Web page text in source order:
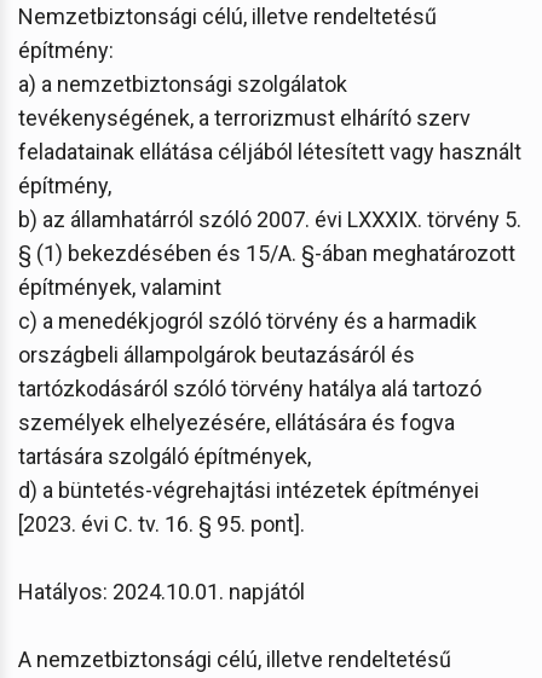
Nemzetbiztonsági célú, illetve rendeltetésű
építmény:
a) a nemzetbiztonsági szolgálatok
tevékenységének, a terrorizmust elhárító szerv
feladatainak ellátása céljából létesített vagy használt
építmény,
b) az államhatárról szóló 2007. évi LXXXIX. törvény 5.
§ (1) bekezdésében és 15/A. §-ában meghatározott
építmények, valamint
c) a menedékjogról szóló törvény és a harmadik
országbeli állampolgárok beutazásáról és
tartózkodásáról szóló törvény hatálya alá tartozó
személyek elhelyezésére, ellátására és fogva
tartására szolgáló építmények,
d) a büntetés-végrehajtási intézetek építményei
[2023. évi C. tv. 16. § 95. pont].
Hatályos: 2024.10.01. napjától
A nemzetbiztonsági célú, illetve rendeltetésű